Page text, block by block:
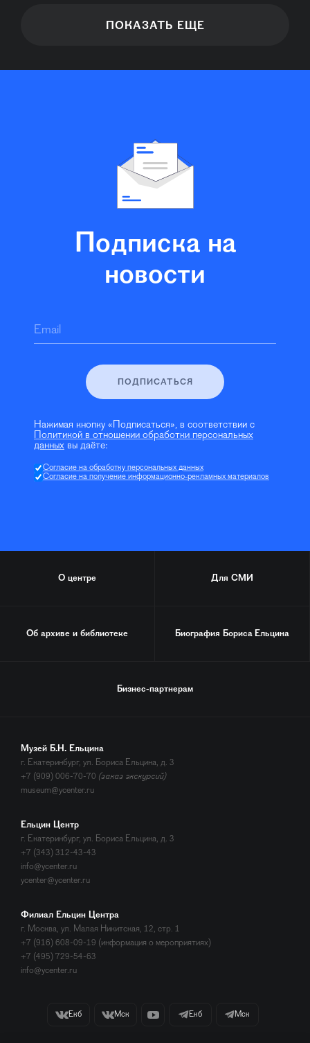
ПОКАЗАТЬ ЕЩЕ
Подписка на
новости
Email
ПОДПИСАТЬСЯ
Нажимая кнопку «Подписаться», в соответствии с
Политикой в отношении обработки персональных
данных вы даёте:
Согласие на обработку персональных данных
Согласие на получение информационно-рекламных материалов
О центре Для СМИ
Об архиве и библиотеке Биография Бориса Ельцина
Бизнес-партнерам
Музей Б.Н. Ельцина
г. Екатеринбург, ул. Бориса Ельцина, д. 3
+7 (909) 006-70-70 (заказ экскурсий)
museum@ycenter.ru
Ельцин Центр
г. Екатеринбург, ул. Бориса Ельцина, д. 3
+7 (343) 312-43-43
info@ycenter.ru
ycenter@ycenter.ru
Филиал Ельцин Центра
г. Москва, ул. Малая Никитская, 12, стр. 1
+7 (916) 608-09-19 (информация о мероприятиях)
+7 (495) 729-54-63
info@ycenter.ru
Екб Мск Екб Мск